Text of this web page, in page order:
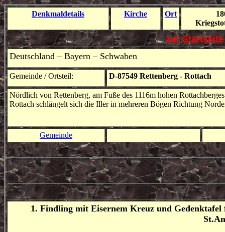
Denkmaldetails Kirche Ort
Kriegs
zur
Deutschland – Bayern – Schwaben
Gemeinde / Ortsteil: D-87549 Rettenberg - Rottach
Nördlich von Rettenberg, am Fuße des 1116m hohen
Rottach schlängelt sich die Iller in mehreren Bögen Richtung
Gemeinde
1. Findling mit Eisernem Kreuz und